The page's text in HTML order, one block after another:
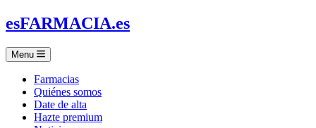
esFARMACIA.es
Menu
Farmacias
Quiénes somos
Date de alta
Hazte premium